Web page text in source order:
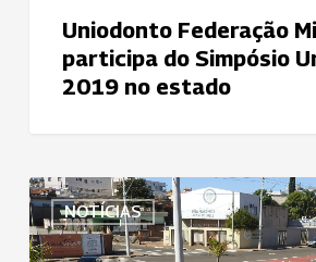
Uniodonto Federação
participa do Simpósio
2019 no estado
NOTÍCIAS
Uniodonto
Passos
promove